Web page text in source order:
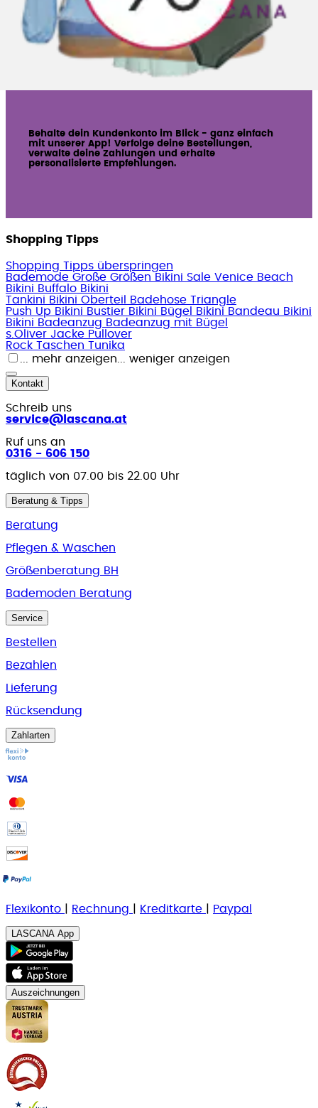
3. Alles auf einen Blick
Behalte dein Kundenkonto im Blick - ganz einfach
mit unserer App! Verfolge deine Bestellungen,
verwalte deine Zahlungen und erhalte
personalisierte Empfehlungen.
Shopping Tipps
Shopping Tipps überspringen
Bademode Große Größen Bikini Sale Venice Beach
Bikini Buffalo Bikini
Tankini Bikini Oberteil Badehose Triangle
Push Up Bikini Bustier Bikini Bügel Bikini Bandeau Bikini
Bikini Badeanzug Badeanzug mit Bügel
s.Oliver Jacke Pullover
Rock Taschen Tunika
... mehr anzeigen ... weniger anzeigen
Kontakt
Schreib uns
service@lascana.at
Ruf uns an
0316 - 606 150
täglich von 07.00 bis 22.00 Uhr
Beratung & Tipps
Beratung
Pflegen & Waschen
Größenberatung BH
Bademoden Beratung
Service
Bestellen
Bezahlen
Lieferung
Rücksendung
Zahlarten
Flexikonto Rechnung Kreditkarte Paypal
LASCANA App
Auszeichnungen